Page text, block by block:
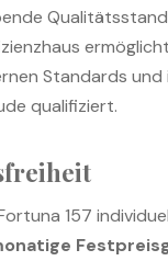
Standards und
qualifiziert.
157